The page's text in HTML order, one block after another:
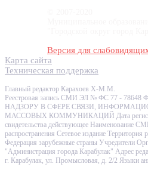
Версия для
Карта сайта
Техническая поддержка
Главный редактор Карахоев Х-М.М.
Реестровая запись СМИ ЭЛ № ФС 77 -
НАДЗОРУ В СФЕРЕ СВЯЗИ,
МАССОВЫХ КОММУНИКАЦИЙ Дата
свидетельства действующее Наименование
распространения Сетевое издание Территория
Федерация зарубежные страны Учредители
"Администрация города Карабулак" Адрес
г. Карабулак, ул. Промысловая, д. 2/2 Языки